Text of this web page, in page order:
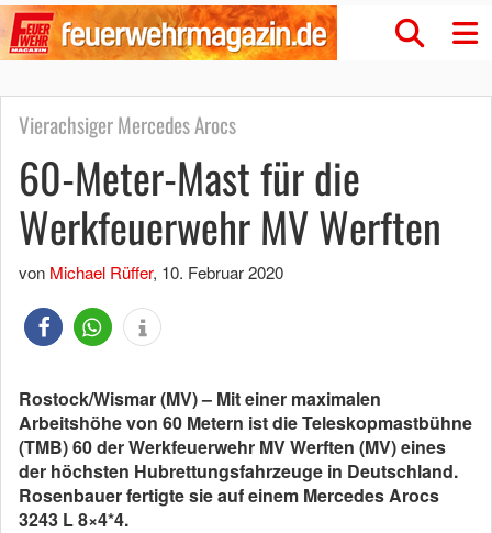
Vierachsiger Mercedes Arocs
60-Meter-Mast für die
Werkfeuerwehr MV Werften
von Michael Rüffer, 10. Februar 2020
Rostock/Wismar (MV) – Mit einer maximalen
Arbeitshöhe von 60 Metern ist die Teleskopmastbühne
(TMB) 60 der Werkfeuerwehr MV Werften (MV) eines
der höchsten Hubrettungsfahrzeuge in Deutschland.
Rosenbauer fertigte sie auf einem Mercedes Arocs
3243 L 8×4*4.